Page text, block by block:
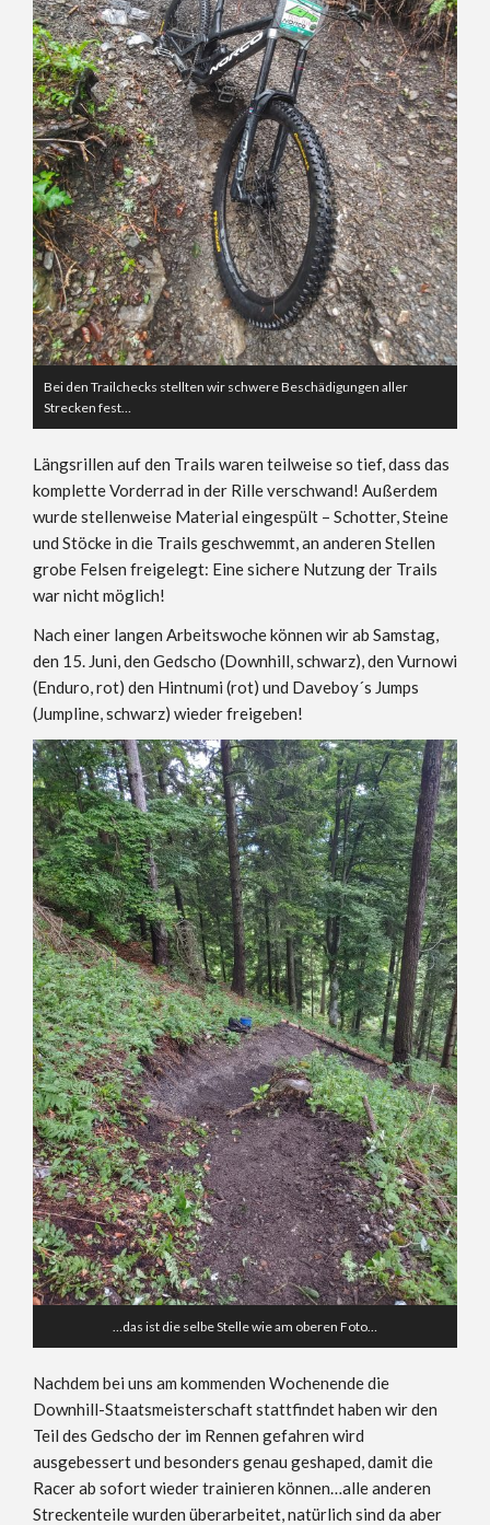
Bei den Trailchecks stellten wir schwere Beschädigungen aller
Strecken fest…
Längsrillen auf den Trails waren teilweise so tief, dass das
komplette Vorderrad in der Rille verschwand! Außerdem
wurde stellenweise Material eingespült – Schotter, Steine
und Stöcke in die Trails geschwemmt, an anderen Stellen
grobe Felsen freigelegt: Eine sichere Nutzung der Trails
war nicht möglich!
Nach einer langen Arbeitswoche können wir ab Samstag,
den 15. Juni, den Gedscho (Downhill, schwarz), den Vurnowi
(Enduro, rot) den Hintnumi (rot) und Daveboy´s Jumps
(Jumpline, schwarz) wieder freigeben!
…das ist die selbe Stelle wie am oberen Foto…
Nachdem bei uns am kommenden Wochenende die
Downhill-Staatsmeisterschaft stattfindet haben wir den
Teil des Gedscho der im Rennen gefahren wird
ausgebessert und besonders genau geshaped, damit die
Racer ab sofort wieder trainieren können…alle anderen
Streckenteile wurden überarbeitet, natürlich sind da aber